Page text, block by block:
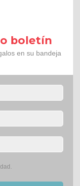
boletín
en su bandeja